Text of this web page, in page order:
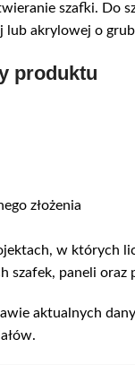
szafki. Do
lub akrylowej o
produktu
złożenia
w których
szafek, paneli oraz
aktualnych